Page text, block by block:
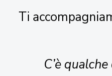
Ti
C’è